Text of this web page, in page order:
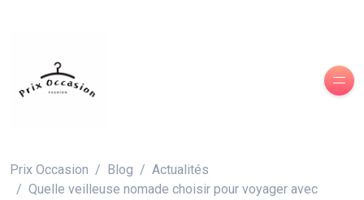
Prix Occasion Blog
Actualités
Quelle veilleuse nomade choisir pour voyager avec